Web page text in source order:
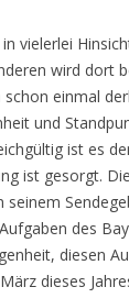
vielerlei
wird dort
einmal
und
ist es
ist gesorgt.
des
diesen
dieses